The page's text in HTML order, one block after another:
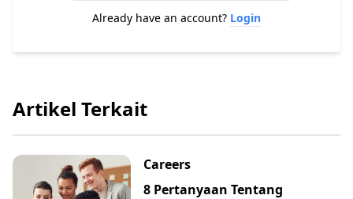
Already have an account? Login
Artikel Terkait
Careers
8 Pertanyaan Tentang